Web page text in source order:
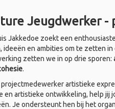
Jeugdwerker -
Jakkedoe zoekt een
ideeën en ambities om te zetten
zetten we in op drie sporen:
.
projectmedewerker artistieke
en artistieke ontwikkeling, help jij
Je ondersteunt hen bij het